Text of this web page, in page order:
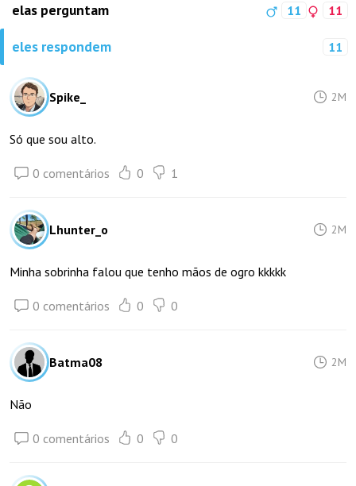
elas perguntam 11 11
eles respondem 11
Spike_ 2M
Só que sou alto.
0 comentários 0 1
Lhunter_o 2M
Minha sobrinha falou que tenho mãos de ogro kkkkk
0 comentários 0 0
Batma08 2M
Não
0 comentários 0 0